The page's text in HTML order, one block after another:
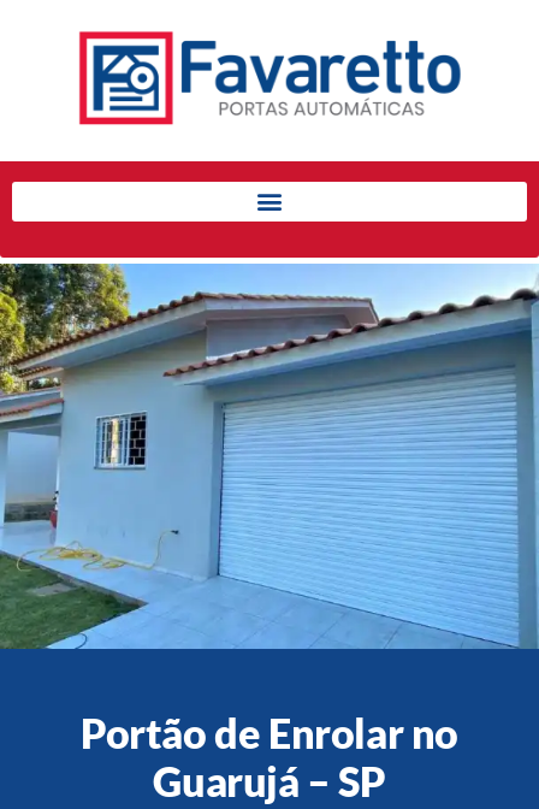
Início
Produtos
Porta de Enrolar Automática
Automatizadores
Acessórios Para Portas de
Enrolar
Pintura eletrostática
Portfólio
Contato
Acessórios
Portão de Enrolar no
Guarujá – SP